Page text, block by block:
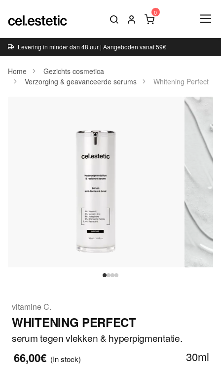
Levering in minder dan 48 uur | Aangeboden vanaf 59€
Home
Gezichts cosmetica
Verzorging & geavanceerde serums
Whitening Perfect
vitamine C.
WHITENING PERFECT
serum tegen vlekken & hyperpigmentatie.
66,00€ 30ml
(In stock)